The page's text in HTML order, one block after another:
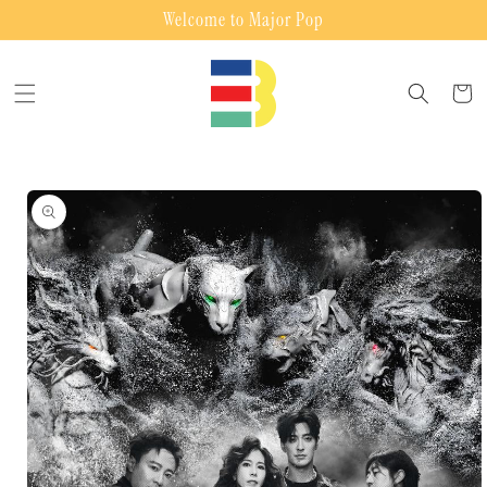
Welcome to Major Pop
Cart
Skip to
product
information